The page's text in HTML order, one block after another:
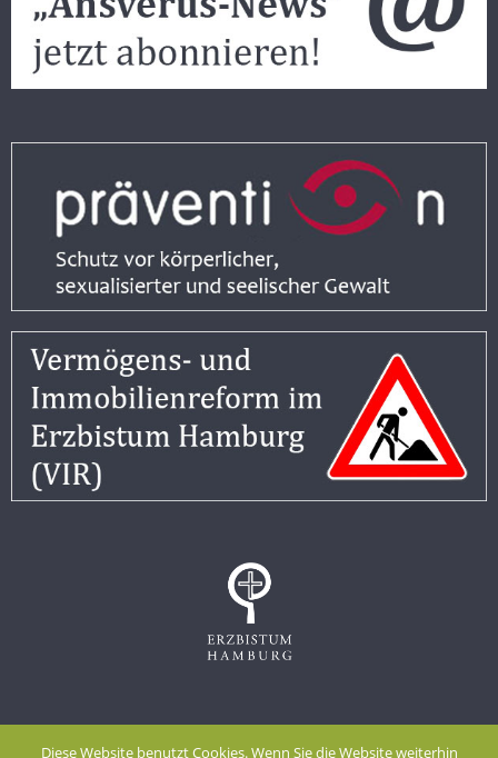
Impressum
Datenschutzerklärung
Diese Website benutzt Cookies. Wenn Sie die Website weiterhin